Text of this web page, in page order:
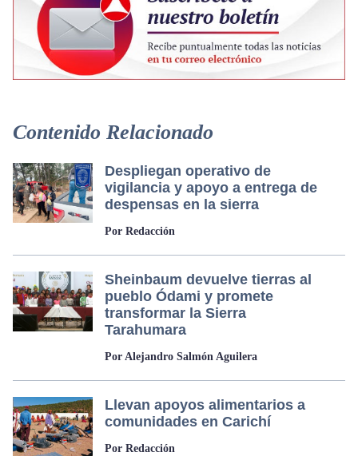
Contenido Relacionado
Despliegan operativo de
vigilancia y apoyo a entrega de
despensas en la sierra
Por Redacción
Sheinbaum devuelve tierras al
pueblo Ódami y promete
transformar la Sierra
Tarahumara
Por Alejandro Salmón Aguilera
Llevan apoyos alimentarios a
comunidades en Carichí
Por Redacción